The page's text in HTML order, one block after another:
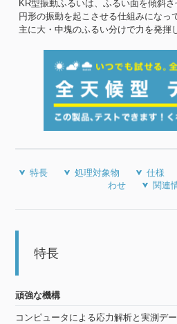
KR型振動ふるいは、ふるい面を傾斜
円形の振動を起こさせる仕組みになっ
主に大・中塊のふるい分けで力を発揮
特長 処理対象物 仕様
わせ
関連
特長
頑強な機構
コンピュータによる応力解析と実測デ